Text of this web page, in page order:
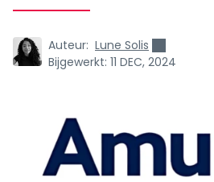
Auteur: Lune Solis
Bijgewerkt: 11 DEC, 2024